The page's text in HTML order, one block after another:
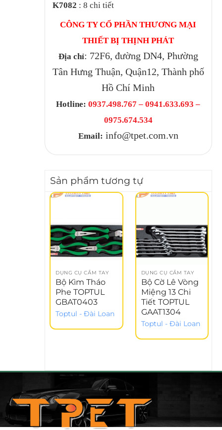
K7082 : 8 chi tiết
CÔNG TY CỔ PHẦN THƯƠNG MẠI
THIẾT BỊ THỊNH PHÁT
Địa chỉ: 72F6, đường DN4, Phường
Tân Hưng Thuận, Quận12, Thành phố
Hồ Chí Minh
Hotline: 0937.498.767 – 0941.633.693 –
0975.674.534
Email: info@tpet.com.vn
Sản phẩm tương tự
DỤNG CỤ CẦM TAY
Bộ Kìm Tháo
Phe TOPTUL
GBAT0403
Toptul - Đài Loan
DỤNG CỤ CẦM TAY
Bộ Cờ Lê Vòng
Miệng 13 Chi
Tiết TOPTUL
GAAT1304
Toptul - Đài Loan